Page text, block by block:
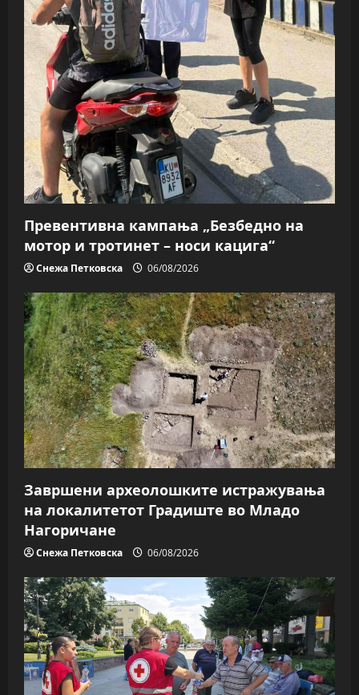
Превентивна кампања „Безбедно на
мотор и тротинет – носи кацига“
Снежа Петковска 06/08/2026
Завршени археолошките истражувања
на локалитетот Градиште во Младо
Нагоричане
Снежа Петковска 06/08/2026